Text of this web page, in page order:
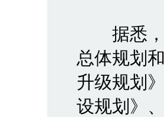
据悉
总体规划
升级规划
设规划》